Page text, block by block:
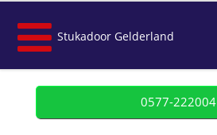
Stukadoor Gelderland
0577-222004